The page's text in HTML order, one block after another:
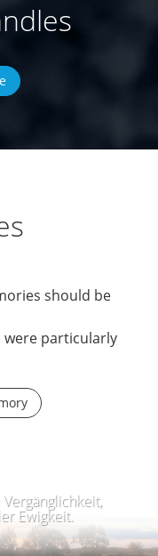
should be
were particularly
Ewigkeit.